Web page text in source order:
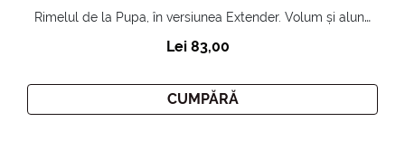
Rimelul de la Pupa, în versiunea Extender. Volum și alungire 3D. Gene amplificate și ridicate la infinit.
Lei 83,00
CUMPĂRĂ